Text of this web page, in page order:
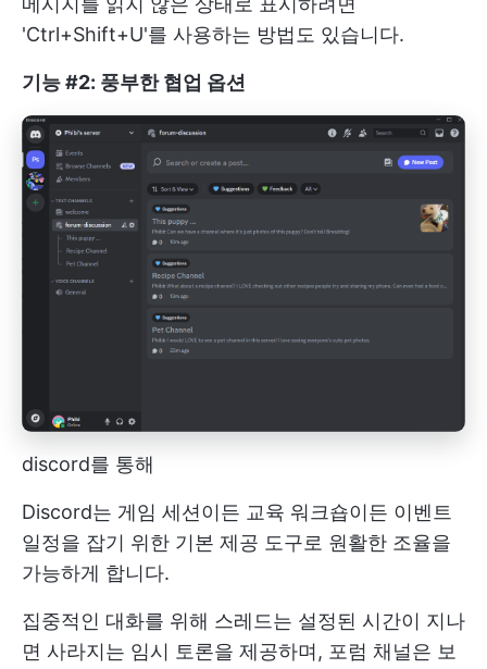
'Ctrl+Shift+U'를 사용하는 방법도 있습니다.
기능 #2: 풍부한 협업 옵션
discord를 통해
Discord는 게임 세션이든 교육 워크숍이든 이벤트
일정을 잡기 위한 기본 제공 도구로 원활한 조율을
가능하게 합니다.
집중적인 대화를 위해 스레드는 설정된 시간이 지나
면 사라지는 임시 토론을 제공하며, 포럼 채널은 보